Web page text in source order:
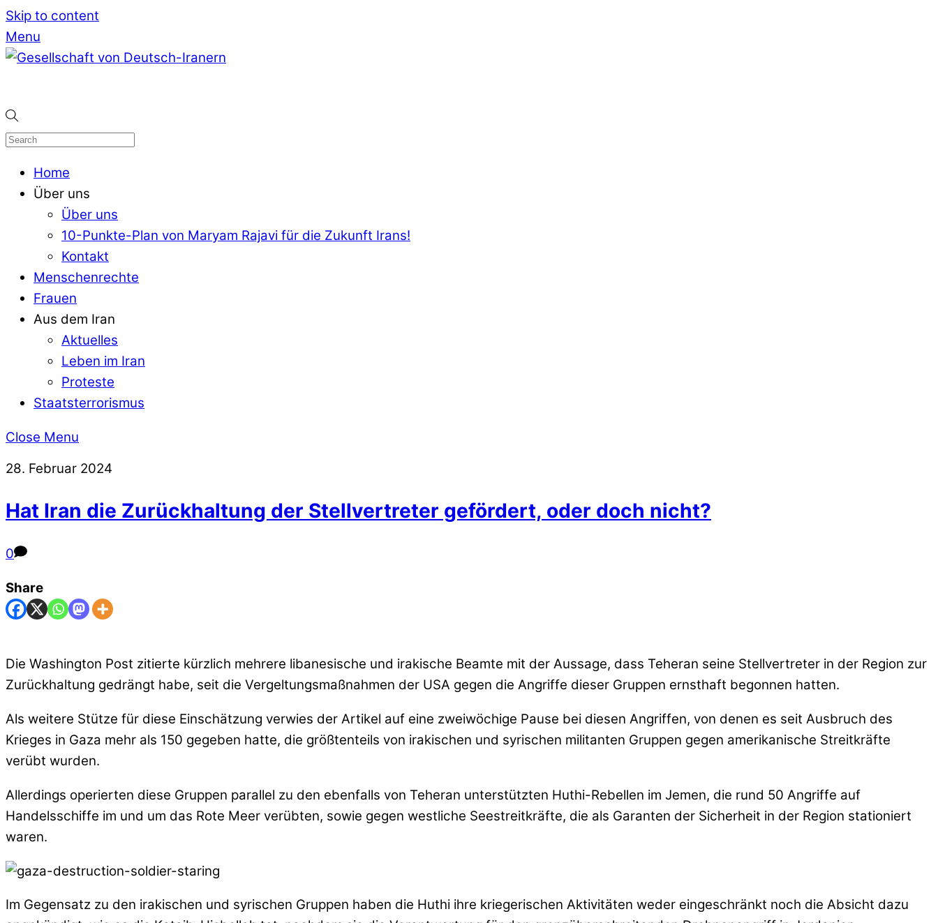
Skip to content
Menu
Home
Über uns
Über uns
10-Punkte-Plan von Maryam Rajavi für die Zukunft Irans!
Kontakt
Menschenrechte
Frauen
Aus dem Iran
Aktuelles
Leben im Iran
Proteste
Staatsterrorismus
Close Menu
28. Februar 2024
Hat Iran die Zurückhaltung der Stellvertreter gefördert, oder doch nicht?
0
Share
Die Washington Post zitierte kürzlich mehrere libanesische und irakische Beamte mit der Aussage, dass Teheran seine Stellvertreter in der Region zur
Zurückhaltung gedrängt habe, seit die Vergeltungsmaßnahmen der USA gegen die Angriffe dieser Gruppen ernsthaft begonnen hatten.
Als weitere Stütze für diese Einschätzung verwies der Artikel auf eine zweiwöchige Pause bei diesen Angriffen, von denen es seit Ausbruch des
Krieges in Gaza mehr als 150 gegeben hatte, die größtenteils von irakischen und syrischen militanten Gruppen gegen amerikanische Streitkräfte
verübt wurden.
Allerdings operierten diese Gruppen parallel zu den ebenfalls von Teheran unterstützten Huthi-Rebellen im Jemen, die rund 50 Angriffe auf
Handelsschiffe im und um das Rote Meer verübten, sowie gegen westliche Seestreitkräfte, die als Garanten der Sicherheit in der Region stationiert
waren.
Im Gegensatz zu den irakischen und syrischen Gruppen haben die Huthi ihre kriegerischen Aktivitäten weder eingeschränkt noch die Absicht dazu